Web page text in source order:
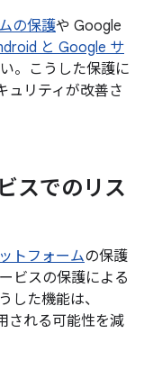
の保護や Google
と Google サ
。こうした保護に
ュリティが改善さ
スでのリス
トフォームの保護
ビスの保護による
した機能は、
される可能性を減